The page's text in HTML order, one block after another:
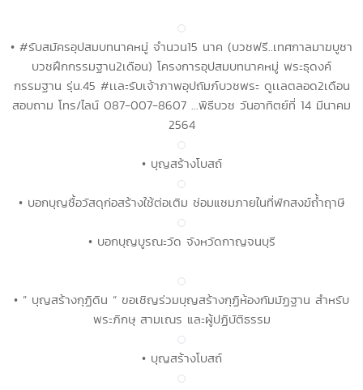
• #รับสมัครอุปสมบทนาคหมู่ จำนวน15 นาค (บวชฟรี..เทศกาลมาฆบูชา
บวชฝึกกรรมฐาน2เดือน) โครงการอุปสมบทนาคหมู่ พระธุดงค์
กรรมฐาน รุ่น.45 #เเละรับเจ้าภาพอุปถัมภ์บวชพระ ดูเเลตลอด2เดือน
สอบถาม โทร/ไลน์ 087-007-8607 ...พิธีบวช วันอาทิตย์ที่ 14 มีนาคม
2564
• บุญสร้างโบสถ์
• บอกบุญซื้อวัสดุก่อสร้างใช้ต่อเติม ซ่อมแซมภายในที่พักสงฆ์ถ้ำฤาษี
• บอกบุญบูรณะวัด จังหวัดกาญจนบุรี
• ” บุญสร้างกุฏิดิน “ ขอเชิญร่วมบุญสร้างกุฏิห้องกัมมัฏฐาน สำหรับ
พระภิกษุ สามเณร และผู้ปฏิบัติธรรม
• บุญสร้างโบสถ์